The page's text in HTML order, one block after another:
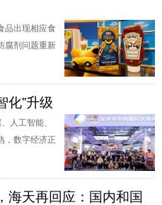
品出现相应食
腐剂问题重新
化”升级
人工智能、
，数字经济正
海天再回应：国内和国